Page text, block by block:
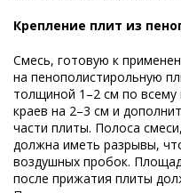
Крепление плит из
Смесь, готовую к
на пенополистирольную
толщиной 1–2 см по
краев на 2–3 см и
части плиты. Полоса
должна иметь разрывы,
воздушных пробок.
после прижатия плиты